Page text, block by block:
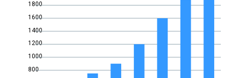
1800
1600
1400
1200
1000
800